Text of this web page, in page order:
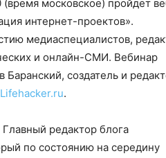
(время московское) пройдет
интернет-проектов».
медиаспециалистов,
и онлайн-СМИ. Вебинар
Баранский, создатель и
Lifehacker.ru.
Главный редактор блога
по состоянию на середину